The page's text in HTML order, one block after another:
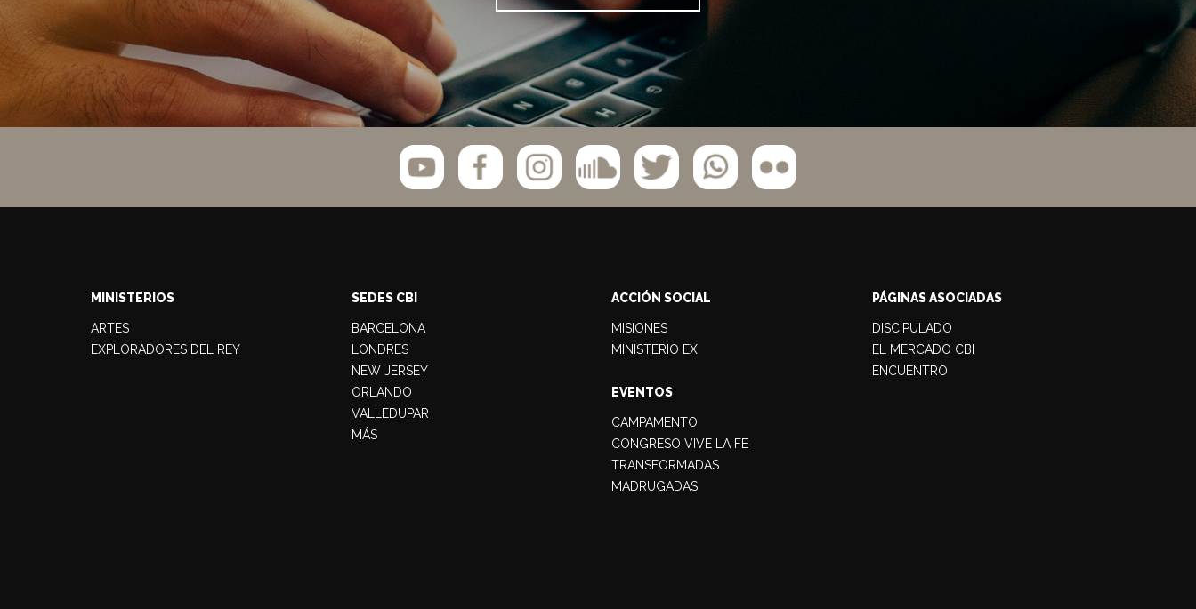
MINISTERIOS
ARTES
EXPLORADORES DEL REY
SEDES CBI
BARCELONA
LONDRES
NEW JERSEY
ORLANDO
VALLEDUPAR
MÁS
ACCIÓN SOCIAL
MISIONES
MINISTERIO EX
EVENTOS
CAMPAMENTO
CONGRESO VIVE LA FE
TRANSFORMADAS
MADRUGADAS
PÁGINAS ASOCIADAS
DISCIPULADO
EL MERCADO CBI
ENCUENTRO